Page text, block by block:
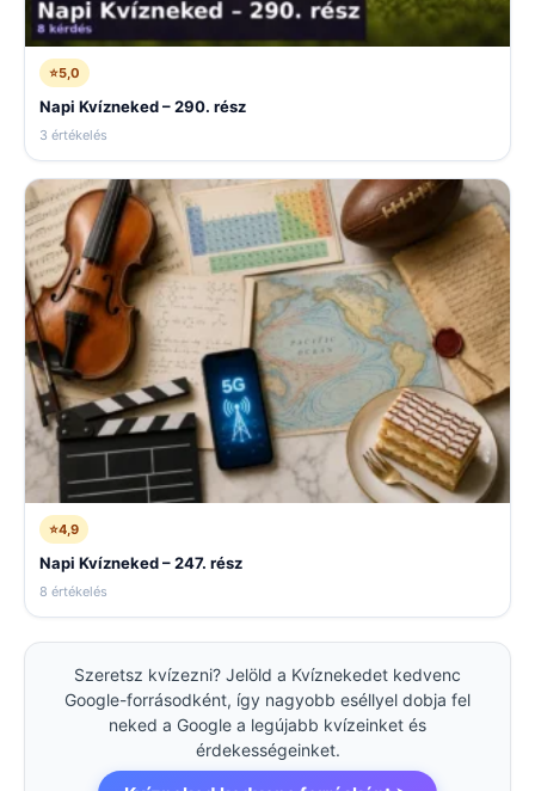
⭐5,0
Napi Kvízneked – 290. rész
3 értékelés
⭐4,9
Napi Kvízneked – 247. rész
8 értékelés
Szeretsz kvízezni? Jelöld a Kvíznekedet kedvenc
Google-forrásodként, így nagyobb eséllyel dobja fel
neked a Google a legújabb kvízeinket és
érdekességeinket.